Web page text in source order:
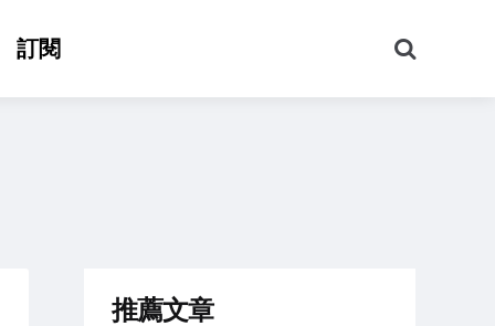
訂閱
尋
推薦文章